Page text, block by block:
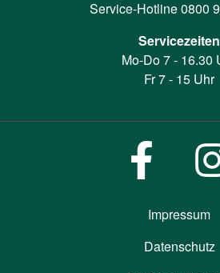
Service-Hotline0800
Servicezeiten
Mo-Do 7 - 16.30
Fr 7 - 15 Uhr
Impressum
Datenschutz